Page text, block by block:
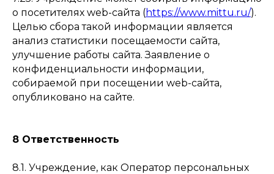
о посетителях web-сайта (https://www.mittu.ru/).
Целью сбора такой информации является
анализ статистики посещаемости сайта,
улучшение работы сайта. Заявление о
конфиденциальности информации,
собираемой при посещении web-сайта,
опубликовано на сайте.
8 Ответственность
8.1. Учреждение, как Оператор персональных